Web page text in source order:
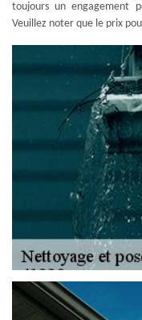
toujours un engagement
Veuillez noter que le prix